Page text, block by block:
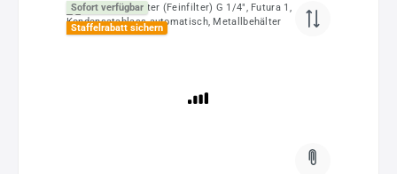
Sofort verfügbar
Staffelrabatt sichern